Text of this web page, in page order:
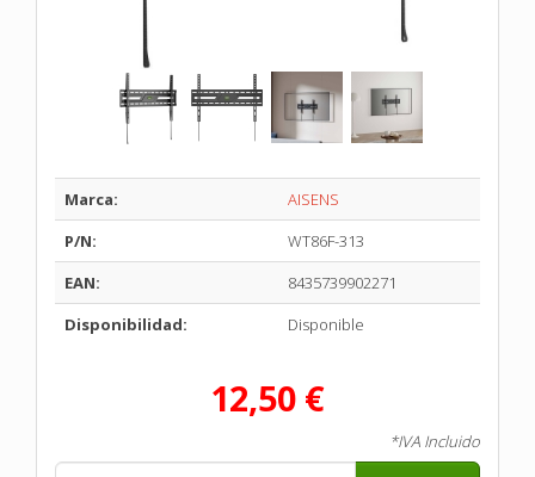
Marca:
AISENS
P/N:
WT86F-313
EAN:
8435739902271
Disponibilidad:
Disponible
12,50 €
*IVA Incluido